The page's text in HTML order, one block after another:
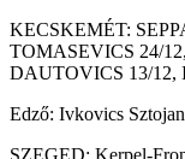
KECSKEMÉT:
TOMASEVICS 24/
DAUTOVICS 13/12,
Edző: Ivkovics Sztojan
SZEGED: Kerpel-